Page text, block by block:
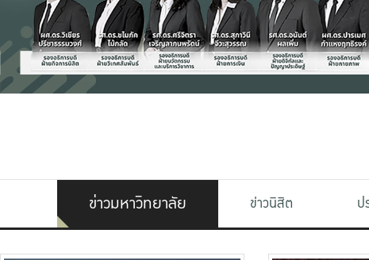
ข่าวมหาวิทยาลัย ข่าวนิสิต ป